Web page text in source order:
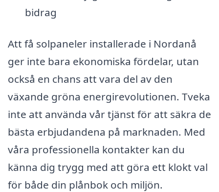
bidrag
Att få solpaneler installerade i Nordanå
ger inte bara ekonomiska fördelar, utan
också en chans att vara del av den
växande gröna energirevolutionen. Tveka
inte att använda vår tjänst för att säkra de
bästa erbjudandena på marknaden. Med
våra professionella kontakter kan du
känna dig trygg med att göra ett klokt val
för både din plånbok och miljön.